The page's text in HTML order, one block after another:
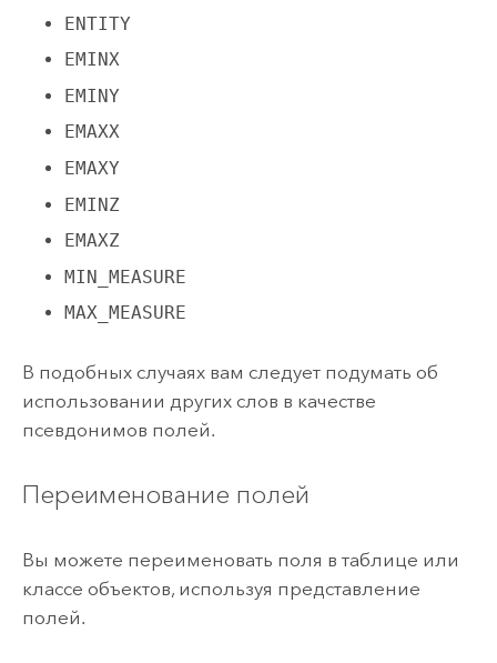
ENTITY
EMINX
EMINY
EMAXX
EMAXY
EMINZ
EMAXZ
MIN_MEASURE
MAX_MEASURE
В подобных случаях вам следует подумать об
использовании других слов в качестве
псевдонимов полей.
Переименование полей
Вы можете переименовать поля в таблице или
классе объектов, используя представление
полей.